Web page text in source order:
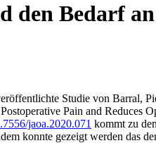
den Bedarf an
Studie von Barral,
Pain and Reduces
jaoa.2020.071 kommt zu
konnte gezeigt werden das